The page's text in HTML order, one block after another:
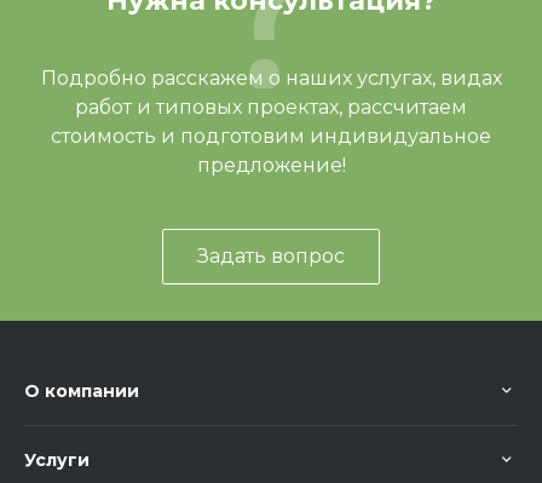
423,90
Отзывов ещё нет – ваш может стать
первым
Подробно расскажем о наших услугах, видах
работ и типовых проектах, рассчитаем
стоимость и подготовим индивидуальное
предложение!
Задать вопрос
О компании
Услуги